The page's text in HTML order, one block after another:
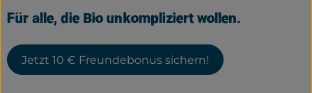
Erleben
Service
Neues vom Hof
Für alle, die Bio unkompliziert wollen.
Jetzt 10 € Freundebonus sichern!